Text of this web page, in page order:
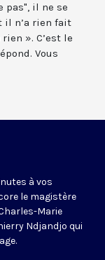
pas", il ne se
il n’a rien fait
». C’est le
Vous
à vos
le magistère
Marie
Ndjandjo qui